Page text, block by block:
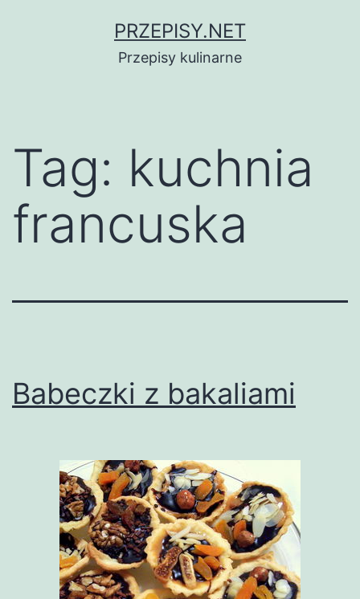
PRZEPISY.NET
Przepisy kulinarne
Tag: kuchnia
francuska
Babeczki z bakaliami